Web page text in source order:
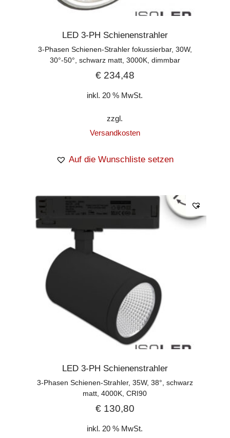
LED 3-PH Schienenstrahler
3-Phasen Schienen-Strahler fokussierbar, 30W,
30°-50°, schwarz matt, 3000K, dimmbar
€234,48
inkl. 20 % MwSt.
zzgl.
Versandkosten
Auf die Wunschliste setzen
LED 3-PH Schienenstrahler
3-Phasen Schienen-Strahler, 35W, 38°, schwarz
matt, 4000K, CRI90
€130,80
inkl. 20 % MwSt.